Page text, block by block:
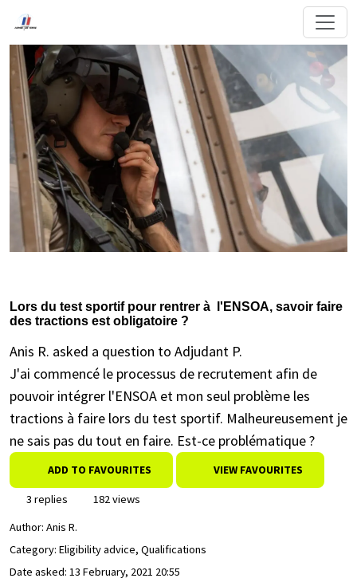
Lors du test sportif pour rentrer à l'ENSOA, savoir faire
des tractions est obligatoire ?
Anis R. asked a question to Adjudant P.
J'ai commencé le processus de recrutement afin de
pouvoir intégrer l'ENSOA et mon seul problème les
tractions à faire lors du test sportif. Malheureusement je
ne sais pas du tout en faire. Est-ce problématique ?
ADD TO FAVOURITES VIEW FAVOURITES
3 replies
182 views
Author: Anis R.
Category: Eligibility advice, Qualifications
Date asked: 13 February, 2021 20:55